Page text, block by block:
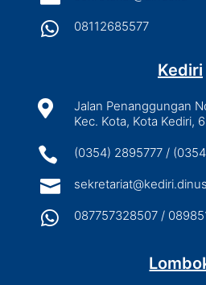
 08112685577
Kediri

Jalan Penanggungan
Kec. Kota, Kota Kediri,
 (0354) 2895777 /

 087757328507 /